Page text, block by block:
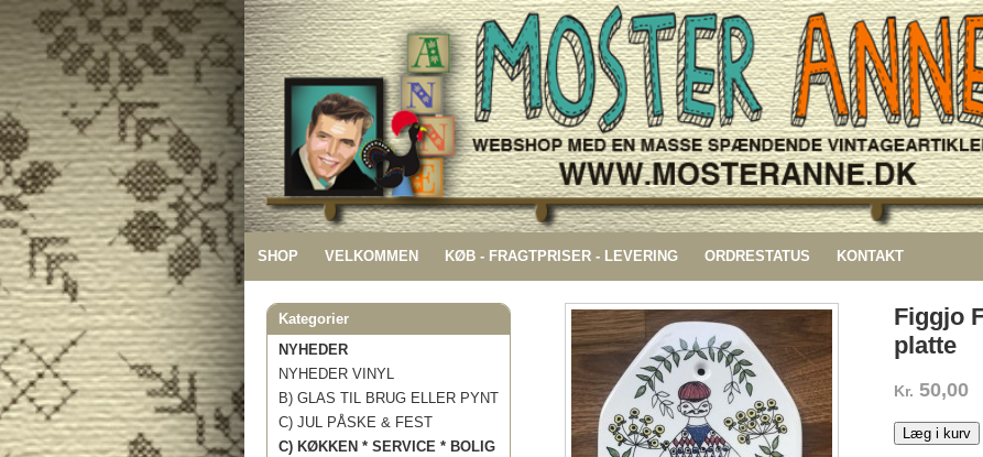
SHOP VELKOMMEN KØB - FRAGTPRISER - LEVERING ORDRESTATUS KONTAKT
Kategorier
NYHEDER
NYHEDER VINYL
B) GLAS TIL BRUG ELLER PYNT
C) JUL PÅSKE & FEST
C) KØKKEN * SERVICE * BOLIG
Figgjo
platte
Kr. 50,00
Læg i kurv